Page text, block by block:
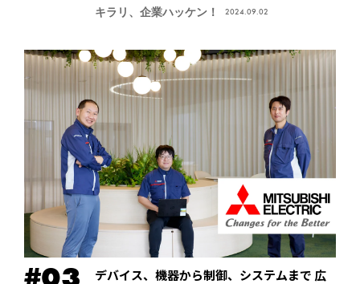
術総合研究所】
キラリ、企業ハッケン！ 2024.09.02
デバイス、機器から制御、システムまで 広